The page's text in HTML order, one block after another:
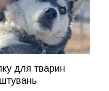
для тварин